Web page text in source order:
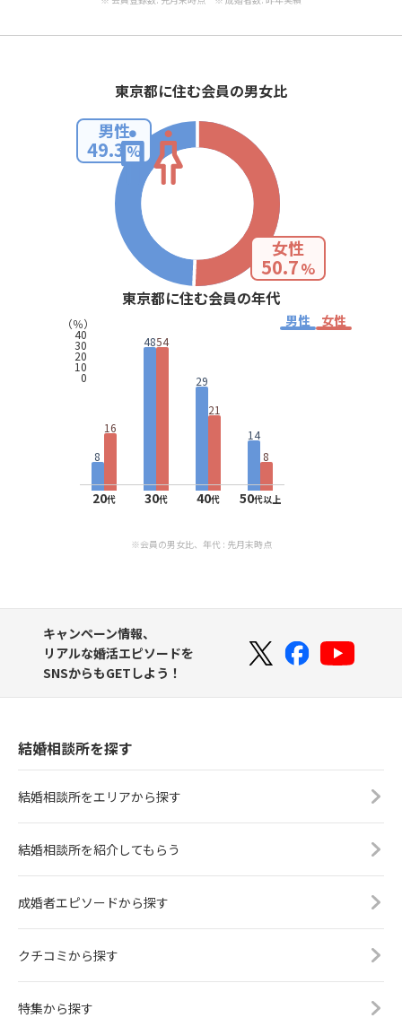
東京都に住む会員の男女比
男性
49.3%
女性
50.7%
東京都に住む会員の年代
男性 女性
（％）
40
30
20
10
0
8
16
20代
4854
30代
29
21
40代
14
8
50代以上
※会員の男女比、年代 : 先月末時点
キャンペーン情報、
リアルな婚活エピソードを
SNSからもGETしよう！
結婚相談所を探す
結婚相談所をエリアから探す
結婚相談所を紹介してもらう
成婚者エピソードから探す
クチコミから探す
特集から探す